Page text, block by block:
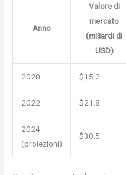
Anno
Valore di
mercato
(miliardi di
USD)
2020 $15.2
2022 $21.8
2024
(proiezioni)
$30.5